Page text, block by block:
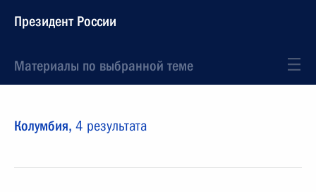
Президент России
Материалы по выбранной теме
Колумбия, 4 результата